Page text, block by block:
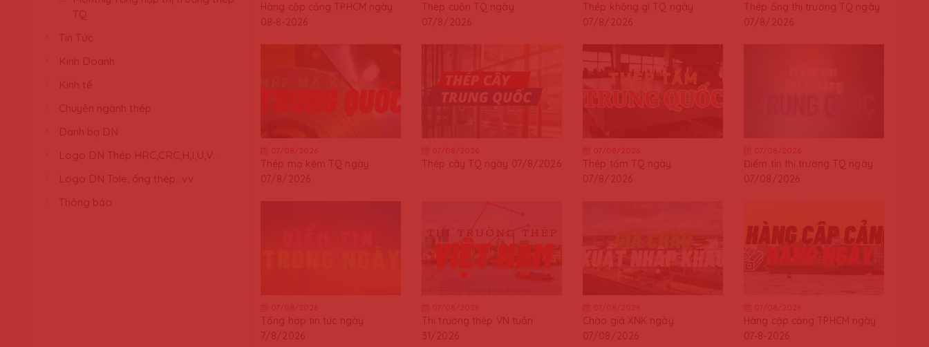
TQ
Tin Tức
Kinh Doanh
Kinh tế
Chuyên ngành thép
Danh bạ DN
Logo DN Thép HRC,CRC,H,I,U,V..
Logo DN Tole, ống thép...vv
Thông báo
Hàng cập cảng TPHCM ngày
08-8-2026
Thép cuộn TQ ngày
07/8/2026
Thép không gỉ TQ ngày
07/8/2026
Thép ống thị trường TQ ngày
07/8/2026
07/08/2026
Thép mạ kẽm TQ ngày
07/8/2026
07/08/2026
Thép cây TQ ngày 07/8/2026
07/08/2026
Thép tấm TQ ngày
07/8/2026
07/08/2026
Điểm tin thị trường TQ ngày
07/08/2026
07/08/2026
Tổng hợp tin tức ngày
7/8/2026
07/08/2026
Thị trường thép VN tuần
31/2026
07/08/2026
Chào giá XNK ngày
07/08/2026
07/08/2026
Hàng cập cảng TPHCM ngày
07-8-2026